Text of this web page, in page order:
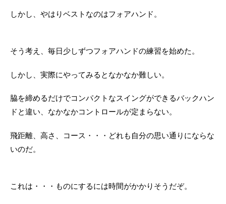
しかし、やはりベストなのはフォアハンド。
そう考え、毎日少しずつフォアハンドの練習を始めた。
しかし、実際にやってみるとなかなか難しい。
脇を締めるだけでコンパクトなスイングができるバックハン
ドと違い、なかなかコントロールが定まらない。
飛距離、高さ、コース・・・どれも自分の思い通りにならな
いのだ。
これは・・・ものにするには時間がかかりそうだぞ。